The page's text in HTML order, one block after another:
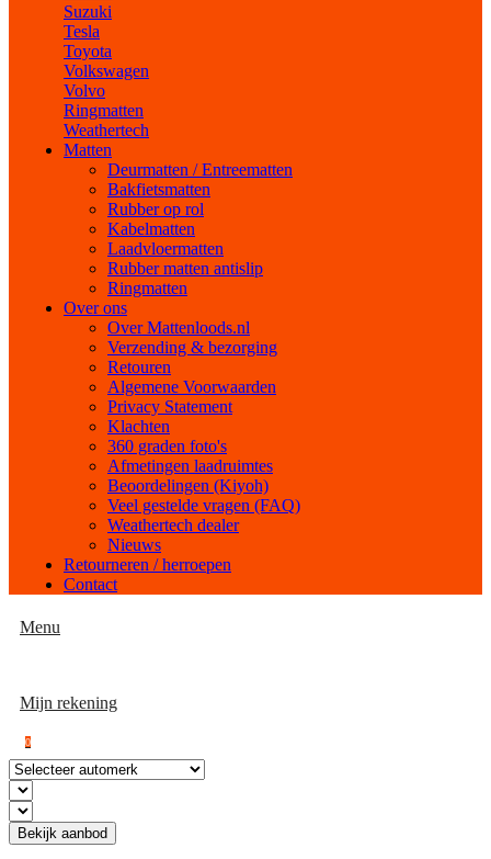
Suzuki
Tesla
Toyota
Volkswagen
Volvo
Ringmatten
Weathertech
Matten
Deurmatten / Entreematten
Bakfietsmatten
Rubber op rol
Kabelmatten
Laadvloermatten
Rubber matten antislip
Ringmatten
Over ons
Over Mattenloods.nl
Verzending & bezorging
Retouren
Algemene Voorwaarden
Privacy Statement
Klachten
360 graden foto's
Afmetingen laadruimtes
Beoordelingen (Kiyoh)
Veel gestelde vragen (FAQ)
Weathertech dealer
Nieuws
Retourneren / herroepen
Contact
Menu
Mijn rekening
0
Bekijk aanbod